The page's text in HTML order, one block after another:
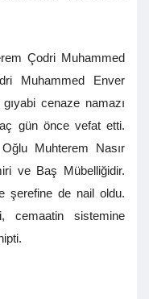
Çodri Muhammed
Muhammed Enver
cenaze namazı
gün önce vefat etti.
Muhterem Nasır
ve Baş Mübelliğidir.
şerefine de nail oldu.
cemaatin sistemine